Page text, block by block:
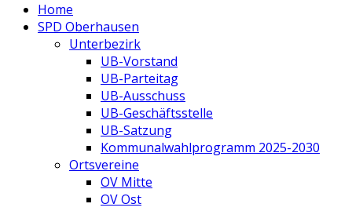
Home
SPD Oberhausen
Unterbezirk
UB-Vorstand
UB-Parteitag
UB-Ausschuss
UB-Geschäftsstelle
UB-Satzung
Kommunalwahlprogramm 2025-2030
Ortsvereine
OV Mitte
OV Ost